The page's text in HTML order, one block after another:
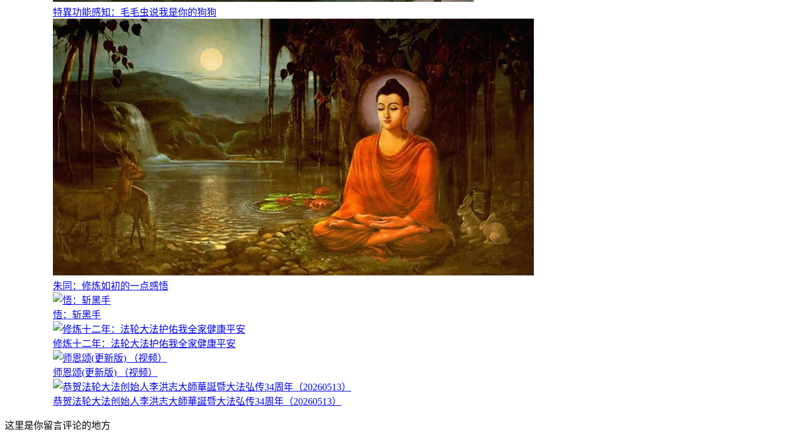
特異功能感知：毛毛虫说我是你的狗狗
朱同：修炼如初的一点感悟
悟：斩黑手
修炼十二年：法轮大法护佑我全家健康平安
师恩颂(更新版) （视频）
恭贺法轮大法创始人李洪志大師華誕暨大法弘传34周年（20260513）
这里是你留言评论的地方